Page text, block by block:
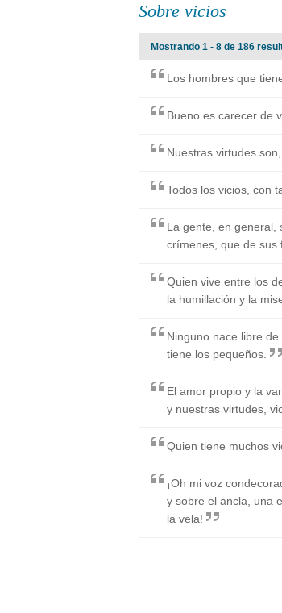
Sobre vicios
Mostrando 1 - 8 de 186
Los hombres que
Bueno es carecer de
Nuestras virtudes
Todos los vicios, con
La gente, en general,
crímenes, que de sus
Quien vive entre los
la humillación y la
Ninguno nace libre
tiene los pequeños.
El amor propio y la
y nuestras virtudes,
Quien tiene muchos
¡Oh mi voz
y sobre el ancla, una
la vela!